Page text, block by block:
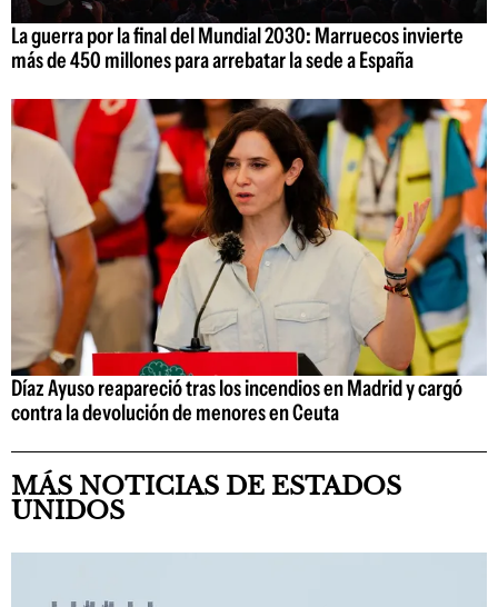
La guerra por la final del Mundial 2030: Marruecos invierte
más de 450 millones para arrebatar la sede a España
Díaz Ayuso reapareció tras los incendios en Madrid y cargó
contra la devolución de menores en Ceuta
MÁS NOTICIAS DE ESTADOS
UNIDOS